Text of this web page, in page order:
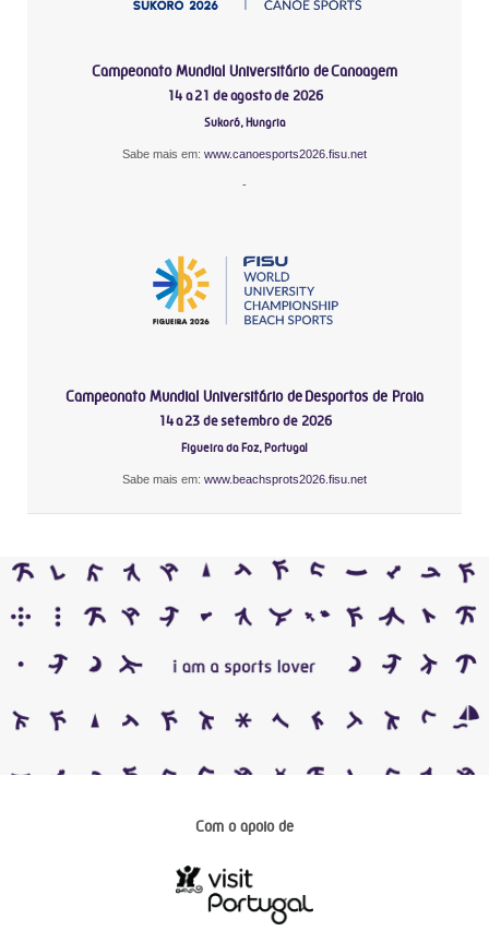
Campeonato Mundial Universitário de Canoagem
14 a 21 de agosto de 2026
Sukoró, Hungria
Sabe mais em: www.canoesports2026.fisu.net
-
Campeonato Mundial Universitário de Desportos de Praia
14 a 23 de setembro de 2026
Figueira da Foz, Portugal
Sabe mais em: www.beachsprots2026.fisu.net
Com o apoio de